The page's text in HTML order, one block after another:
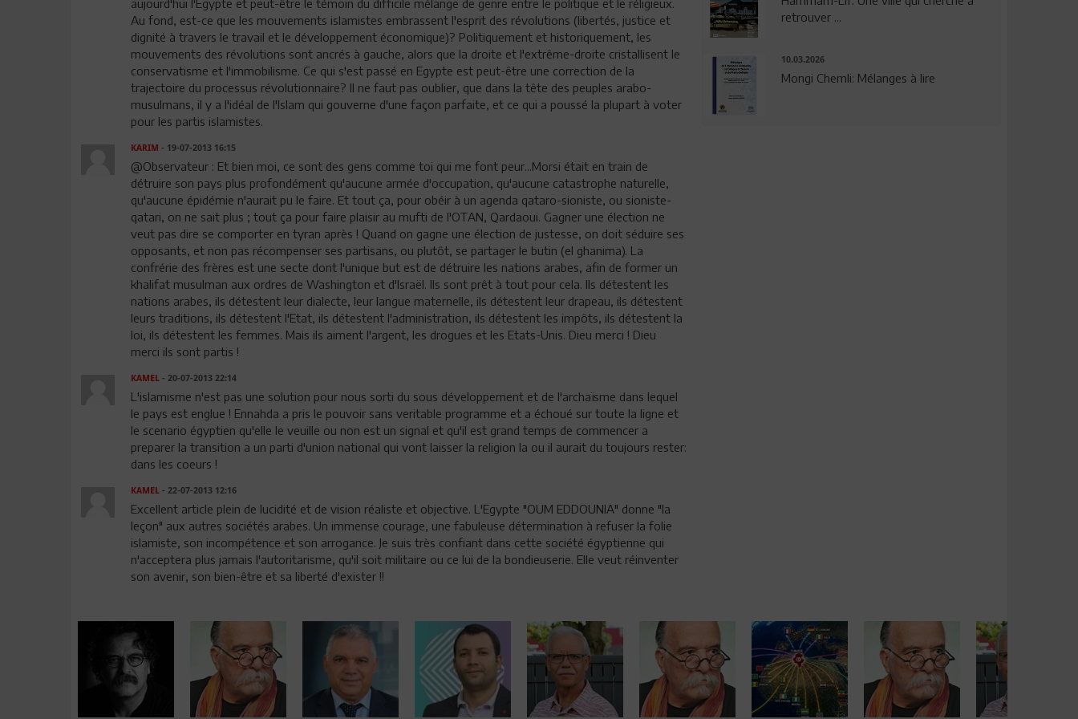
aujourd'hui l'Egypte et peut-être le témoin du difficile mélange de genre entre le politique et le réligieux.
Au fond, est-ce que les mouvements islamistes embrassent l'esprit des révolutions (libertés, justice et
dignité à travers le travail et le développement économique)? Politiquement et historiquement, les
mouvements des révolutions sont ancrés à gauche, alors que la droite et l'extrême-droite cristallisent le
conservatisme et l'immobilisme. Ce qui s'est passé en Egypte est peut-être une correction de la
trajectoire du processus révolutionnaire? Il ne faut pas oublier, que dans la tête des peuples arabo-
musulmans, il y a l'idéal de l'Islam qui gouverne d'une façon parfaite, et ce qui a poussé la plupart à voter
pour les partis islamistes.
KARIM - 19-07-2013 16:15
@Observateur : Et bien moi, ce sont des gens comme toi qui me font peur...Morsi était en train de
détruire son pays plus profondément qu'aucune armée d'occupation, qu'aucune catastrophe naturelle,
qu'aucune épidémie n'aurait pu le faire. Et tout ça, pour obéir à un agenda qataro-sioniste, ou sioniste-
qatari, on ne sait plus ; tout ça pour faire plaisir au mufti de l'OTAN, Qardaoui. Gagner une élection ne
veut pas dire se comporter en tyran après ! Quand on gagne une élection de justesse, on doit séduire ses
opposants, et non pas récompenser ses partisans, ou plutôt, se partager le butin (el ghanima). La
confrérie des frères est une secte dont l'unique but est de détruire les nations arabes, afin de former un
khalifat musulman aux ordres de Washington et d'Israël. Ils sont prêt à tout pour cela. Ils détestent les
nations arabes, ils détestent leur dialecte, leur langue maternelle, ils détestent leur drapeau, ils détestent
leurs traditions, ils détestent l'Etat, ils détestent l'administration, ils détestent les impôts, ils détestent la
loi, ils détestent les femmes. Mais ils aiment l'argent, les drogues et les Etats-Unis. Dieu merci ! Dieu
merci ils sont partis !
KAMEL- 20-07-2013 22:14
L'islamisme n'est pas une solution pour nous sorti du sous développement et de l'archaïsme dans lequel
le pays est englue ! Ennahda a pris le pouvoir sans veritable programme et a échoué sur toute la ligne et
le scenario égyptien qu'elle le veuille ou non est un signal et qu'il est grand temps de commencer a
preparer la transition a un parti d'union national qui vont laisser la religion la ou il aurait du toujours rester:
dans les coeurs !
KAMEL- 22-07-2013 12:16
Excellent article plein de lucidité et de vision réaliste et objective. L'Egypte "OUM EDDOUNIA" donne "la
leçon" aux autres sociétés arabes. Un immense courage, une fabuleuse détermination à refuser la folie
islamiste, son incompétence et son arrogance. Je suis très confiant dans cette société égyptienne qui
n'acceptera plus jamais l'autoritarisme, qu'il soit militaire ou ce lui de la bondieuserie. Elle veut réinventer
son avenir, son bien-être et sa liberté d'exister !!
retrouver ...
10.03.2026
Mongi Chemli: Mélanges à lire